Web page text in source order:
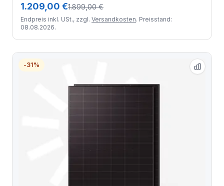
1.209,00 €1.899,00 €
Endpreis inkl. USt., zzgl. Versandkosten. Preisstand:
08.08.2026.
-31%